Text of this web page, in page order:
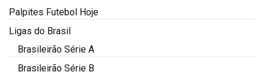
Palpites Futebol Hoje
Ligas do Brasil
Brasileirão Série A
Brasileirão Série B